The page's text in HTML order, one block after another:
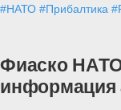
#НАТО #Прибалтика
Фиаско
информация